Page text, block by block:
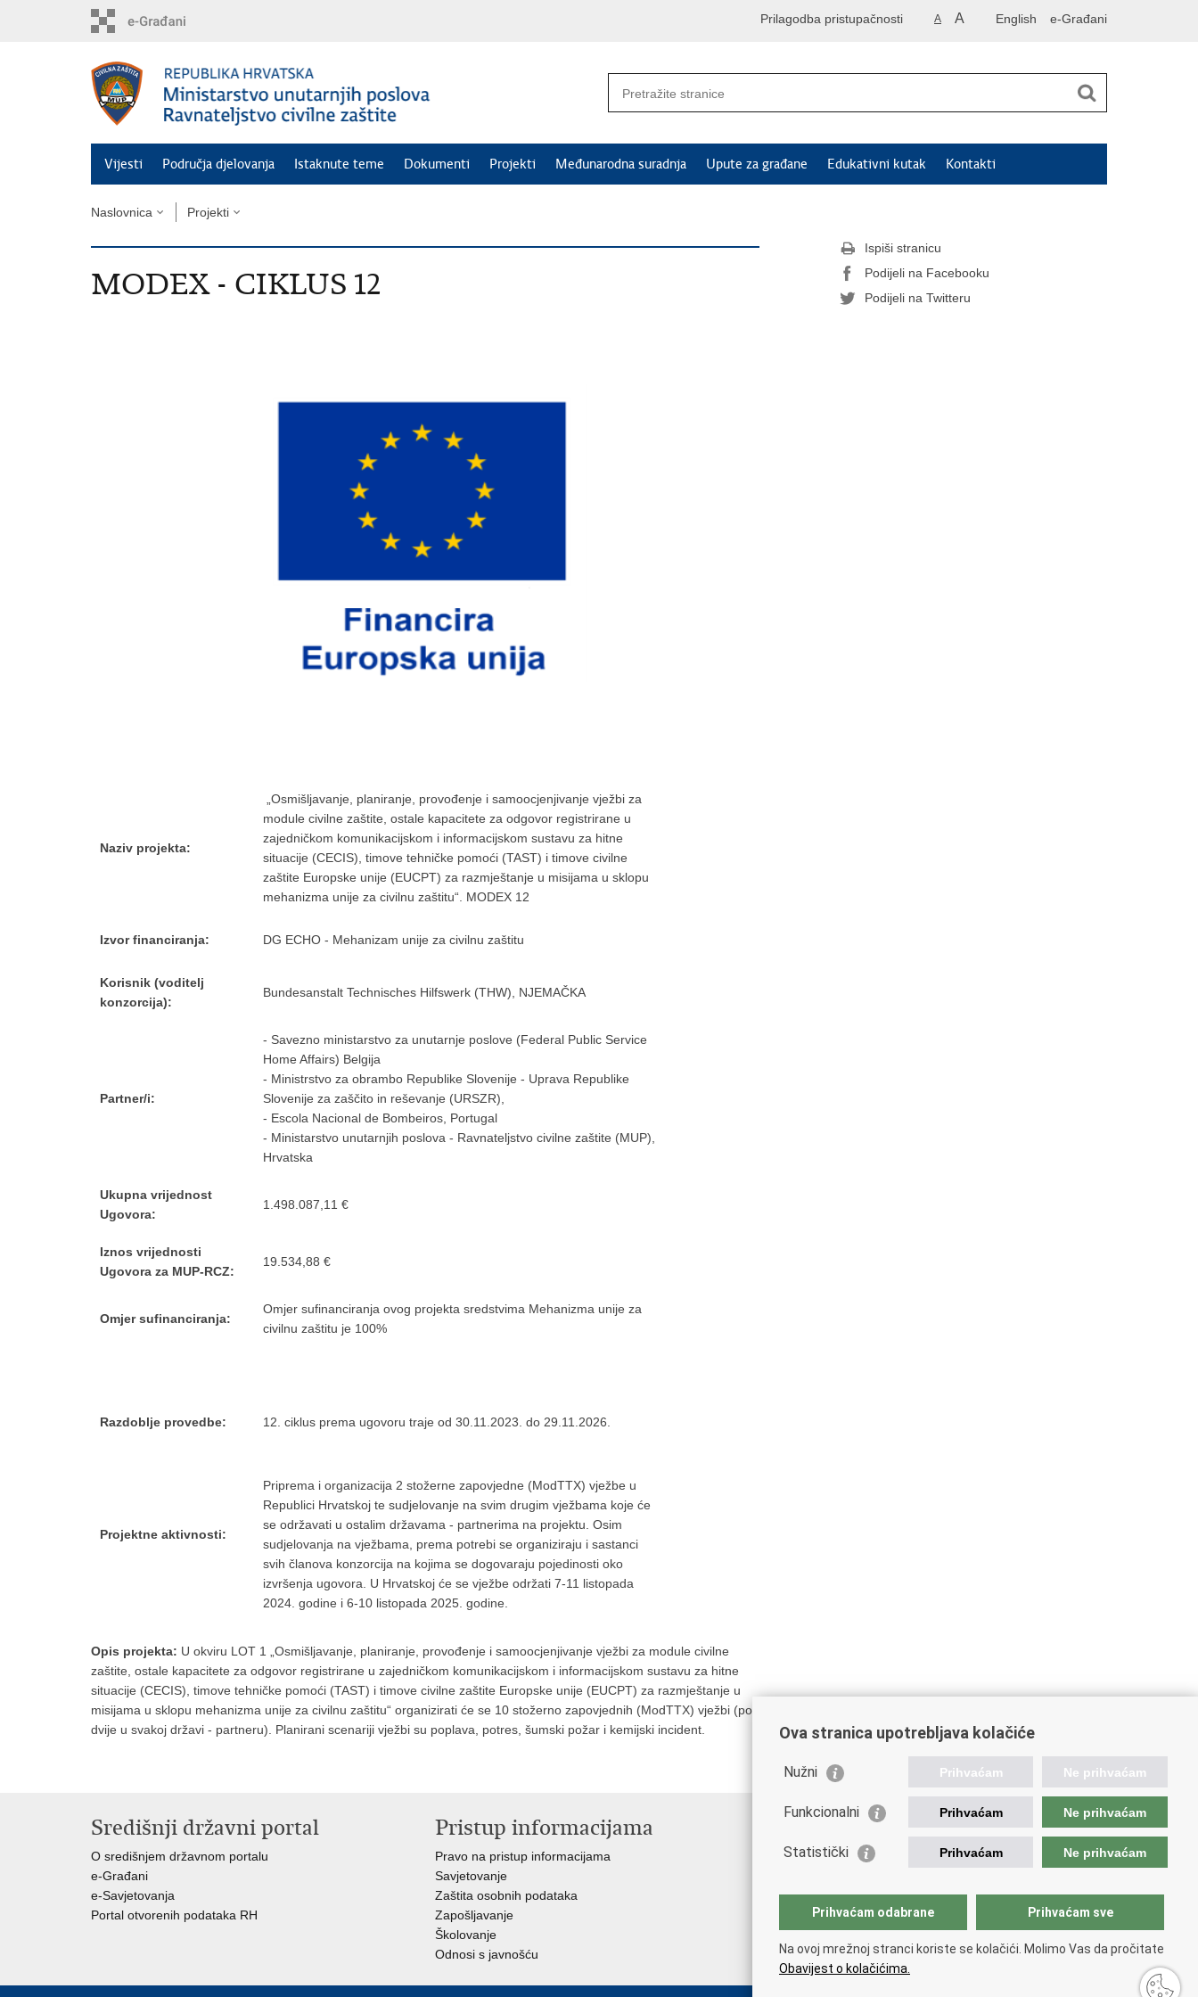
English e-Građani
A A
Prilagodba pristupačnosti
Vijesti Područja djelovanja Istaknute teme Dokumenti Projekti Međunarodna suradnja Upute za građane Edukativni kutak Kontakti
Naslovnica Projekti
MODEX - CIKLUS 12
Naziv projekta:
„Osmišljavanje, planiranje, provođenje i samoocjenjivanje vježbi za
module civilne zaštite, ostale kapacitete za odgovor registrirane u
zajedničkom komunikacijskom i informacijskom sustavu za hitne
situacije (CECIS), timove tehničke pomoći (TAST) i timove civilne
zaštite Europske unije (EUCPT) za razmještanje u misijama u sklopu
mehanizma unije za civilnu zaštitu“. MODEX 12
Izvor financiranja: DG ECHO - Mehanizam unije za civilnu zaštitu
Korisnik (voditelj
konzorcija):
Bundesanstalt Technisches Hilfswerk (THW), NJEMAČKA
Partner/i:
- Savezno ministarstvo za unutarnje poslove (Federal Public Service
Home Affairs) Belgija
- Ministrstvo za obrambo Republike Slovenije - Uprava Republike
Slovenije za zaščito in reševanje (URSZR),
- Escola Nacional de Bombeiros, Portugal
- Ministarstvo unutarnjih poslova - Ravnateljstvo civilne zaštite (MUP),
Hrvatska
Ukupna vrijednost
Ugovora:
1.498.087,11 €
Iznos vrijednosti
Ugovora za MUP-RCZ:
19.534,88 €
Omjer sufinanciranja:
Omjer sufinanciranja ovog projekta sredstvima Mehanizma unije za
civilnu zaštitu je 100%
Razdoblje provedbe: 12. ciklus prema ugovoru traje od 30.11.2023. do 29.11.2026.
Projektne aktivnosti:
Priprema i organizacija 2 stožerne zapovjedne (ModTTX) vježbe u
Republici Hrvatskoj te sudjelovanje na svim drugim vježbama koje će
se održavati u ostalim državama - partnerima na projektu. Osim
sudjelovanja na vježbama, prema potrebi se organiziraju i sastanci
svih članova konzorcija na kojima se dogovaraju pojedinosti oko
izvršenja ugovora. U Hrvatskoj će se vježbe održati 7-11 listopada
2024. godine i 6-10 listopada 2025. godine.
Opis projekta: U okviru LOT 1 „Osmišljavanje, planiranje, provođenje i samoocjenjivanje vježbi za module civilne
zaštite, ostale kapacitete za odgovor registrirane u zajedničkom komunikacijskom i informacijskom sustavu za hitne
situacije (CECIS), timove tehničke pomoći (TAST) i timove civilne zaštite Europske unije (EUCPT) za razmještanje u
misijama u sklopu mehanizma unije za civilnu zaštitu“ organizirati će se 10 stožerno zapovjednih (ModTTX) vježbi (po
dvije u svakoj državi - partneru). Planirani scenariji vježbi su poplava, potres, šumski požar i kemijski incident.
Ispiši stranicu
Podijeli na Facebooku
Podijeli na Twitteru
Središnji državni portal
O središnjem državnom portalu
e-Građani
e-Savjetovanja
Portal otvorenih podataka RH
Pristup informacijama
Pravo na pristup informacijama
Savjetovanje
Zaštita osobnih podataka
Zapošljavanje
Školovanje
Odnosi s javnošću
Važne poveznice
Vlada Republike Hrvatske
Ministarstvo obrane
Ova stranica upotrebljava kolačiće
Nužni Prihvaćam Ne prihvaćam
Funkcionalni Prihvaćam Ne prihvaćam
Statistički Prihvaćam Ne prihvaćam
Prihvaćam odabrane Prihvaćam sve
Na ovoj mrežnoj stranci koriste se kolačići. Molimo Vas da pročitate
Obavijest o kolačićima.